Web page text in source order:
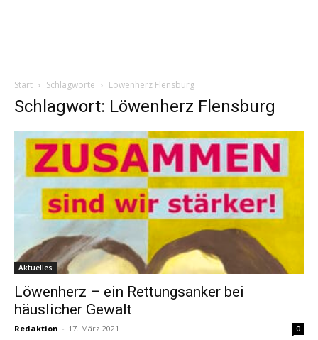
Start Schlagworte Löwenherz Flensburg
Schlagwort: Löwenherz Flensburg
Aktuelles
Löwenherz – ein Rettungsanker bei
häuslicher Gewalt
Redaktion - 17. März 2021 0